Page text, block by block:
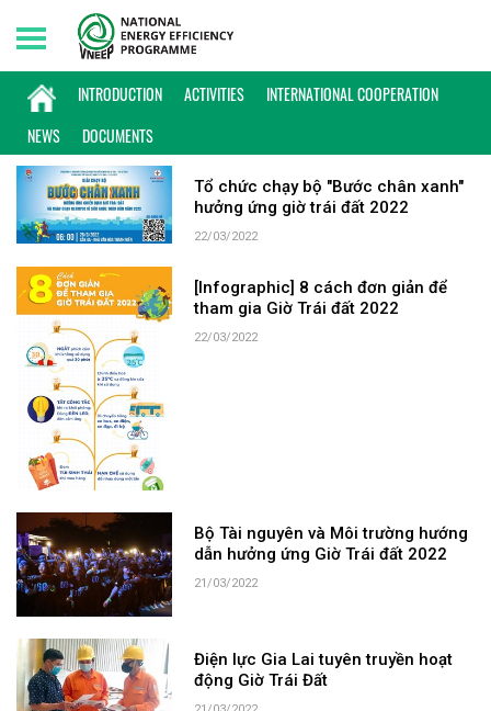
INTRODUCTION ACTIVITIES
INTERNATIONAL COOPERATION
NEWS
DOCUMENTS
Saturday, 08/08/2026 | 03:45 GMT+7
KEYWORD: GIỜ TRÁI ĐẤT
Tổ chức chạy bộ "Bước chân xanh"
hưởng ứng giờ trái đất 2022
22/03/2022
[Infographic] 8 cách đơn giản để
tham gia Giờ Trái đất 2022
22/03/2022
Bộ Tài nguyên và Môi trường hướng
dẫn hưởng ứng Giờ Trái đất 2022
21/03/2022
Điện lực Gia Lai tuyên truyền hoạt
động Giờ Trái Đất